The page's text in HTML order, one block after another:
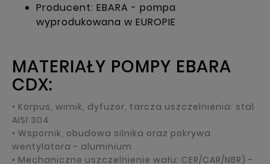
Producent: EBARA - pompa
wyprodukowana w EUROPIE
MATERIAŁY POMPY EBARA
CDX:
• Korpus, wirnik, dyfuzor, tarcza uszczelnienia: stal
AISI 304
• Wspornik, obudowa silnika oraz pokrywa
wentylatora - aluminium
• Mechaniczne uszczelnienie wału: CER/CAR/NBR) -